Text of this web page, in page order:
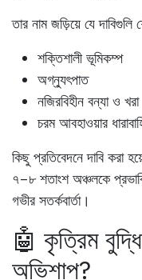
তার নাম জড়িয়ে যে
শক্তিশালী ভূমিকম্প
অগ্ন্যুৎপাত
নজিরবিহীন বন্যা ও খরা
চরম আবহাওয়ার
কিছু প্রতিবেদনে দাবি করা
৭–৮ শতাংশ অঞ্চলকে
গভীর সতর্কবার্তা।
🤖 কৃত্রিম
অভিশাপ?